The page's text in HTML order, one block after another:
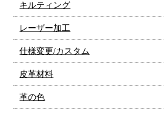
キルティング
レーザー加工
仕様変更/カスタム
皮革材料
革の色